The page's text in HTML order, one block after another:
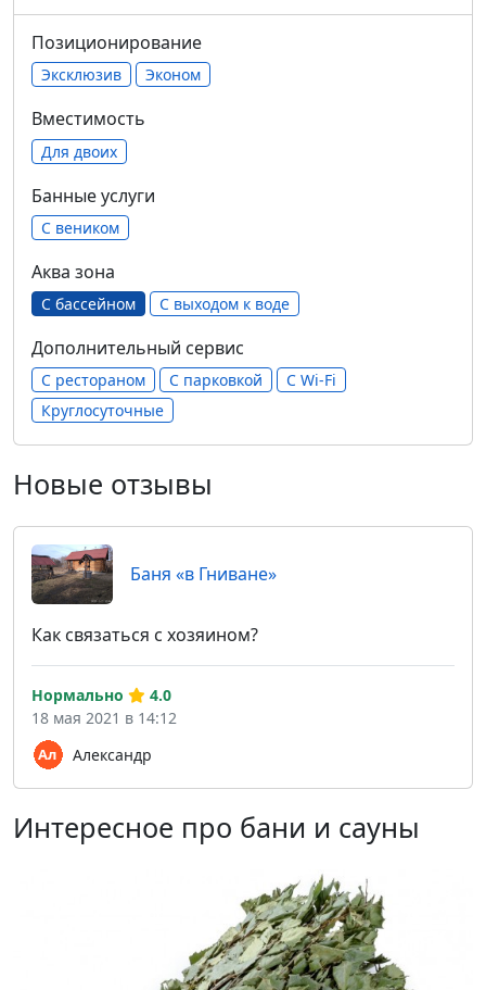
Позиционирование
Эксклюзив Эконом
Вместимость
Для двоих
Банные услуги
С веником
Аква зона
С бассейном С выходом к воде
Дополнительный сервис
С рестораном С парковкой
С Wi-Fi
Круглосуточные
Новые отзывы
Баня «в Гниване»
Как связаться с хозяином?
Александр
Нормально
4.0
18 мая 2021 в 14:12
Интересное про бани и сауны